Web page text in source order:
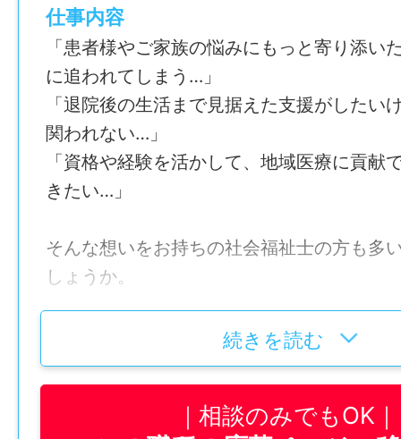
仕事内容
「患者様やご家族の悩みにもっと寄り添い
に追われてしまう…」
「退院後の生活まで見据えた支援がしたい
関われない…」
「資格や経験を活かして、地域医療に貢献
きたい…」
そんな想いをお持ちの社会福祉士の方も多
しょうか。
医療ソーシャルワーカーは、患者様やご家
療や療養生活を送れるよう支える大切な仕
だからこそ、一人で抱え込むのではなく、
ながら支援できる環境が欠かせません。
続きを読む
相談のみでもOK